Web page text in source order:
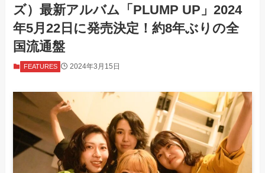
ズ）最新アルバム「PLUMP UP」2024
年5月22日に発売決定！約8年ぶりの全
国流通盤
FEATURES 2024年3月15日